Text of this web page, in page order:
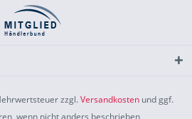
zzgl.Versandkosten und ggf.